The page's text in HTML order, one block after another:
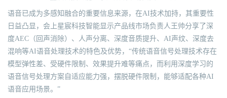
语音已成为多感知融合的重要信息来源，在AI技术加持，其重要性
日益凸显，会上星宸科技智能显示产品线市场负责人王帅分享了深
度AEC（回声消除）、人声分离、深度音质提升、AI声纹、深度去
混响等AI语音处理技术的特色及优势，“传统语音信号处理技术存在
模型弹性差、受硬件限制、效果提升难等痛点，而利用深度学习的
语音信号处理方案自适应能力强，摆脱硬件限制，能够适配各种AI
语音应用场景。”